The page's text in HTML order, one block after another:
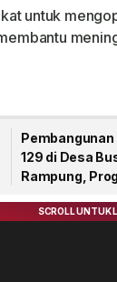
untuk
Pembangunan
129 di Desa
Rampung,